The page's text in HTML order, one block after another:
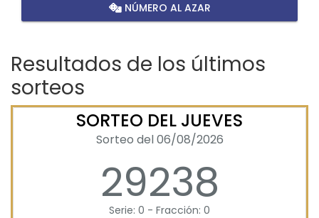
NÚMERO AL AZAR
Resultados de los últimos
sorteos
SORTEO DEL JUEVES
Sorteo del 06/08/2026
29238
Serie: 0 - Fracción: 0